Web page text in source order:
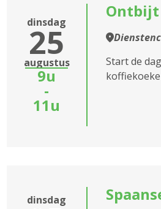
dinsdag
25
augustus
9u
-
11u
Ontbijt
Start de
dinsdag